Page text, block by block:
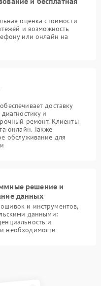
оценка стоимости
и возможность
или онлайн на
доставку
и
ремонт. Клиенты
онлайн. Также
обслуживание для
решение и
данных
и инструментов,
данными:
и
необходимости